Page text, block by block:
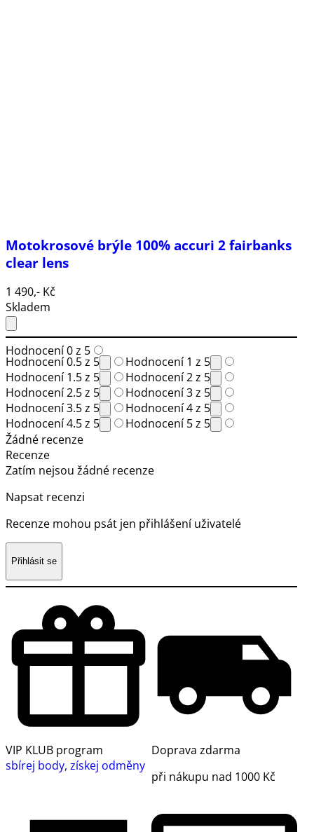
Motokrosové brýle 100% accuri 2 fairbanks
clear lens
1 490,- Kč
Skladem
Hodnocení 0 z 5
Hodnocení 0.5 z 5
Hodnocení 1 z 5
Hodnocení 1.5 z 5
Hodnocení 2 z 5
Hodnocení 2.5 z 5
Hodnocení 3 z 5
Hodnocení 3.5 z 5
Hodnocení 4 z 5
Hodnocení 4.5 z 5
Hodnocení 5 z 5
Žádné recenze
Recenze
Zatím nejsou žádné recenze
Napsat recenzi
Recenze mohou psát jen přihlášení uživatelé
Přihlásit se
VIP KLUB program
sbírej body, získej odměny
Doprava zdarma
při nákupu nad 1000 Kč